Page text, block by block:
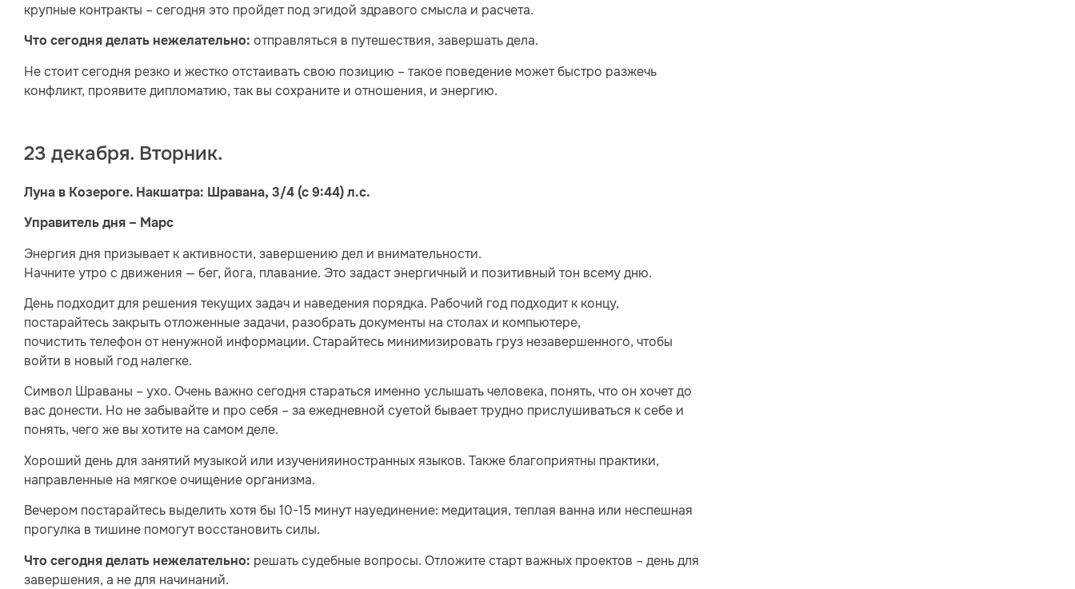
крупные контракты – сегодня это пройдет под эгидой здравого смысла и расчета.
Что сегодня делать нежелательно: отправляться в путешествия, завершать дела.
Не стоит сегодня резко и жестко отстаивать свою позицию – такое поведение может быстро разжечь
конфликт, проявите дипломатию, так вы сохраните и отношения, и энергию.
23 декабря. Вторник.
Луна в Козероге. Накшатра: Шравана, 3/4 (с 9:44) л.с.
Управитель дня – Марс
Энергия дня призывает к активности, завершению дел и внимательности.
Начните утро с движения — бег, йога, плавание. Это задаст энергичный и позитивный тон всему дню.
День подходит для решения текущих задач и наведения порядка. Рабочий год подходит к концу,
постарайтесь закрыть отложенные задачи, разобрать документы на столах и компьютере,
почистить телефон от ненужной информации. Старайтесь минимизировать груз незавершенного, чтобы
войти в новый год налегке.
Символ Шраваны – ухо. Очень важно сегодня стараться именно услышать человека, понять, что он хочет до
вас донести. Но не забывайте и про себя – за ежедневной суетой бывает трудно прислушиваться к себе и
понять, чего же вы хотите на самом деле.
Хороший день для занятий музыкой или изученияиностранных языков. Также благоприятны практики,
направленные на мягкое очищение организма.
Вечером постарайтесь выделить хотя бы 10-15 минут науединение: медитация, теплая ванна или неспешная
прогулка в тишине помогут восстановить силы.
Что сегодня делать нежелательно: решать судебные вопросы. Отложите старт важных проектов – день для
завершения, а не для начинаний.